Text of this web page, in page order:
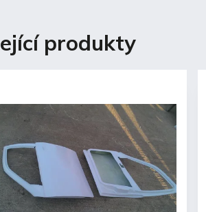
laminátová kapota s vnitřním rámem
uchycení
gelcoat
konstrukce
produkty